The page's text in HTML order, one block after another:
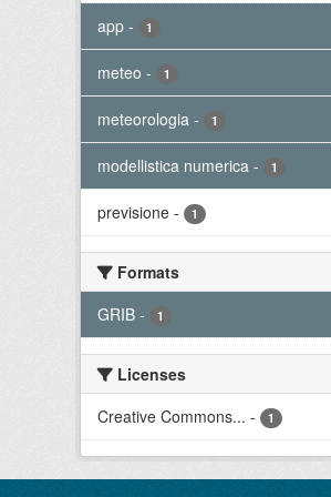
app - 1
meteo - 1
meteorologia - 1
modellistica numerica - 1
previsione - 1
Formats
GRIB - 1
Licenses
Creative Commons... - 1